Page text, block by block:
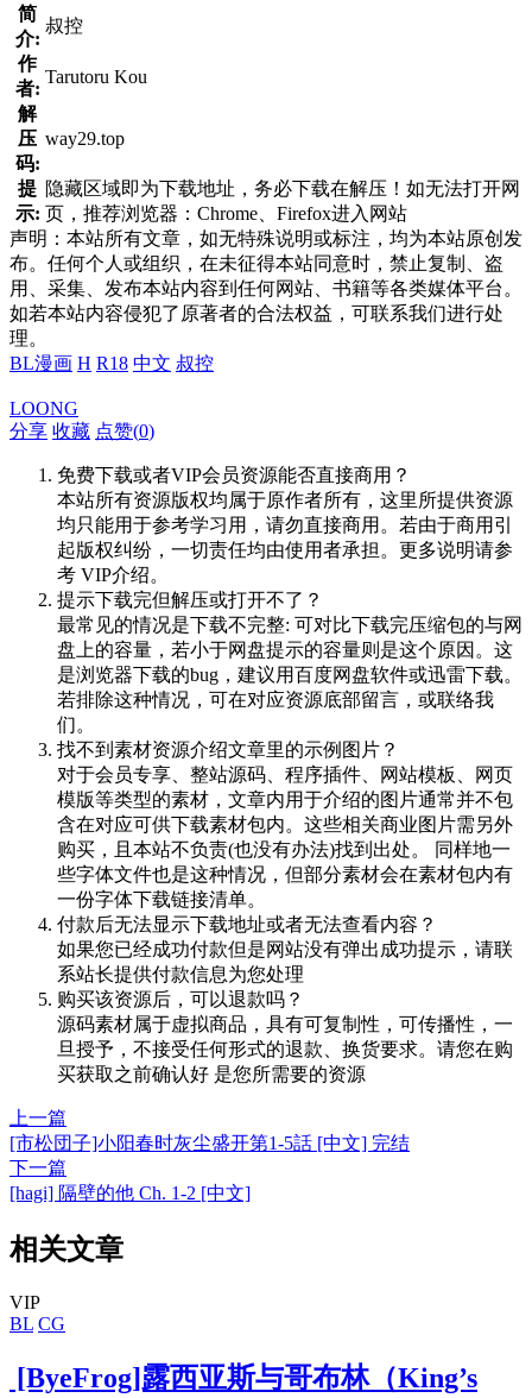
简
介:
叔控
作
者:
Tarutoru Kou
解
压
码:
way29.top
提
示:
隐藏区域即为下载地址，务必下载在解压！如无法打开网
页，推荐浏览器：Chrome、Firefox进入网站
声明：本站所有文章，如无特殊说明或标注，均为本站原创发
布。任何个人或组织，在未征得本站同意时，禁止复制、盗
用、采集、发布本站内容到任何网站、书籍等各类媒体平台。
如若本站内容侵犯了原著者的合法权益，可联系我们进行处
理。
BL漫画 H R18 中文 叔控
LOONG
分享 收藏 点赞(0)
免费下载或者VIP会员资源能否直接商用？
本站所有资源版权均属于原作者所有，这里所提供资源
均只能用于参考学习用，请勿直接商用。若由于商用引
起版权纠纷，一切责任均由使用者承担。更多说明请参
考 VIP介绍。
提示下载完但解压或打开不了？
最常见的情况是下载不完整: 可对比下载完压缩包的与网
盘上的容量，若小于网盘提示的容量则是这个原因。这
是浏览器下载的bug，建议用百度网盘软件或迅雷下载。
若排除这种情况，可在对应资源底部留言，或联络我
们。
找不到素材资源介绍文章里的示例图片？
对于会员专享、整站源码、程序插件、网站模板、网页
模版等类型的素材，文章内用于介绍的图片通常并不包
含在对应可供下载素材包内。这些相关商业图片需另外
购买，且本站不负责(也没有办法)找到出处。 同样地一
些字体文件也是这种情况，但部分素材会在素材包内有
一份字体下载链接清单。
付款后无法显示下载地址或者无法查看内容？
如果您已经成功付款但是网站没有弹出成功提示，请联
系站长提供付款信息为您处理
购买该资源后，可以退款吗？
源码素材属于虚拟商品，具有可复制性，可传播性，一
旦授予，不接受任何形式的退款、换货要求。请您在购
买获取之前确认好 是您所需要的资源
上一篇
[市松団子]小阳春时灰尘盛开第1-5話 [中文] 完结
下一篇
[hagi] 隔壁的他 Ch. 1-2 [中文]
相关文章
VIP
BL CG
[ByeFrog]露西亚斯与哥布林（King’s